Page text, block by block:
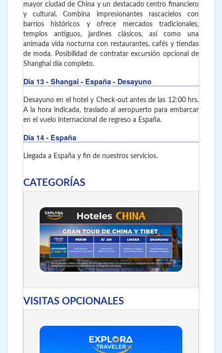
mayor ciudad de China y un destacado centro financiero
y cultural. Combina impresionantes rascacielos con
barrios históricos y ofrece mercados tradicionales,
templos antiguos, jardines clásicos, así como una
animada vida nocturna con restaurantes, cafés y tiendas
de moda. Posibilidad de contratar excursión opcional de
Shanghai día completo.
Día 13 - Shangai - España - Desayuno
Desayuno en el hotel y Check-out antes de las 12:00 hrs.
A la hora indicada, traslado al aeropuerto para embarcar
en el vuelo internacional de regreso a España.
Día 14 - España
Llegada a España y fin de nuestros servicios.
CATEGORÍAS
VISITAS OPCIONALES